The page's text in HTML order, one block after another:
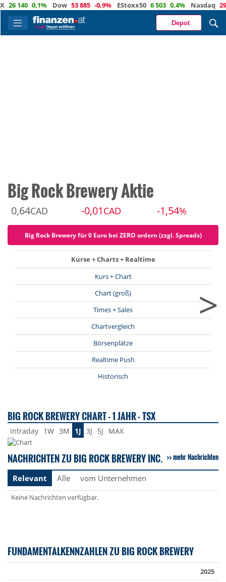
140 0,1% Dow 53 885 -0,9% EStoxx50 6 503 0,4% Nasdaq 29 373
Depot
Big Rock Brewery Aktie
0,64CAD -0,01 CAD -1,54%
Big Rock Brewery für 0 Euro bei ZERO ordern (zzgl. Spreads)
Kurse + Charts + Realtime
Kurs + Chart
Chart (groß)
Times + Sales
Chartvergleich
Börsenplätze
Realtime Push
Historisch
>
BIG ROCK BREWERY CHART - 1 JAHR - TSX
Intraday 1W 3M 1J 3J 5J MAX
NACHRICHTEN ZU BIG ROCK BREWERY INC. mehr Nachrichten
Relevant Alle vom Unternehmen
Keine Nachrichten verfügbar.
FUNDAMENTALKENNZAHLEN ZU BIG ROCK BREWERY
2025